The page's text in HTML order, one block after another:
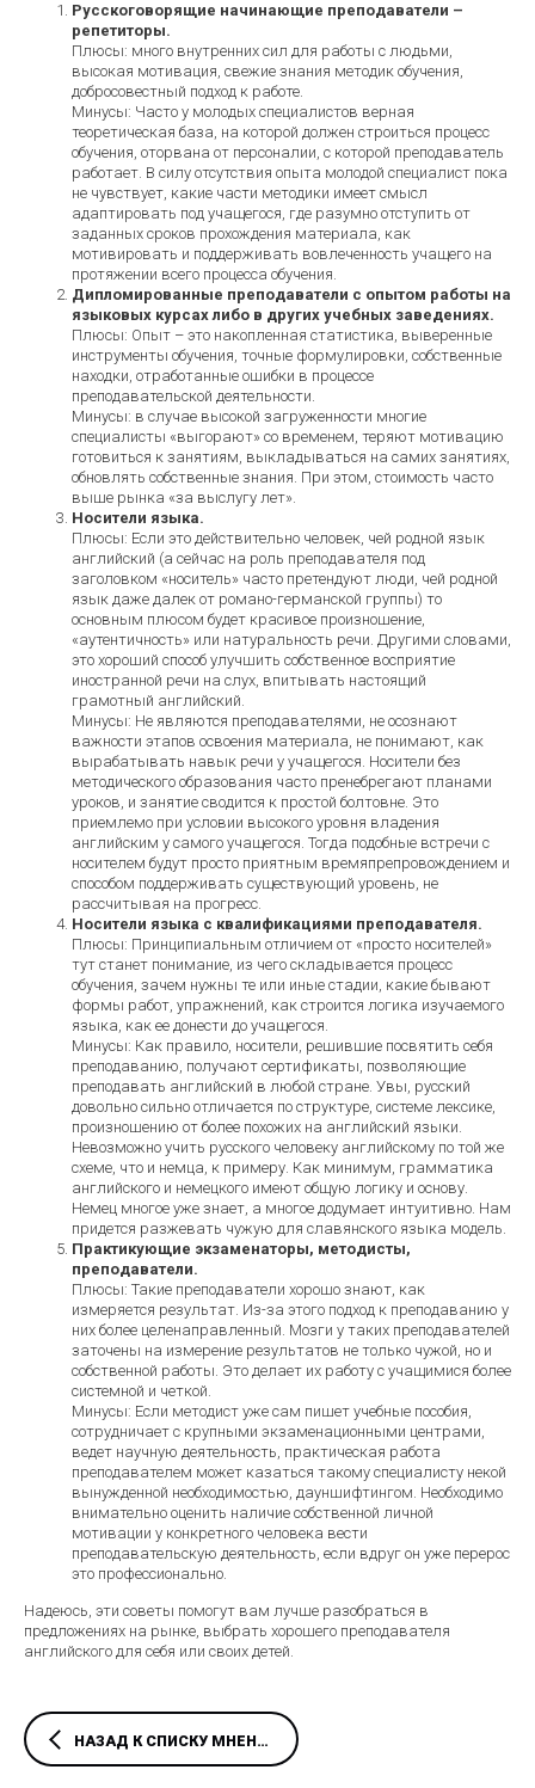
Русскоговорящие начинающие преподаватели –
репетиторы.
Плюсы: много внутренних сил для работы с людьми,
высокая мотивация, свежие знания методик обучения,
добросовестный подход к работе.
Минусы: Часто у молодых специалистов верная
теоретическая база, на которой должен строиться процесс
обучения, оторвана от персоналии, с которой преподаватель
работает. В силу отсутствия опыта молодой специалист пока
не чувствует, какие части методики имеет смысл
адаптировать под учащегося, где разумно отступить от
заданных сроков прохождения материала, как
мотивировать и поддерживать вовлеченность учащего на
протяжении всего процесса обучения.
Дипломированные преподаватели с опытом работы на
языковых курсах либо в других учебных заведениях.
Плюсы: Опыт – это накопленная статистика, выверенные
инструменты обучения, точные формулировки, собственные
находки, отработанные ошибки в процессе
преподавательской деятельности.
Минусы: в случае высокой загруженности многие
специалисты «выгорают» со временем, теряют мотивацию
готовиться к занятиям, выкладываться на самих занятиях,
обновлять собственные знания. При этом, стоимость часто
выше рынка «за выслугу лет».
Носители языка.
Плюсы: Если это действительно человек, чей родной язык
английский (а сейчас на роль преподавателя под
заголовком «носитель» часто претендуют люди, чей родной
язык даже далек от романо-германской группы) то
основным плюсом будет красивое произношение,
«аутентичность» или натуральность речи. Другими словами,
это хороший способ улучшить собственное восприятие
иностранной речи на слух, впитывать настоящий
грамотный английский.
Минусы: Не являются преподавателями, не осознают
важности этапов освоения материала, не понимают, как
вырабатывать навык речи у учащегося. Носители без
методического образования часто пренебрегают планами
уроков, и занятие сводится к простой болтовне. Это
приемлемо при условии высокого уровня владения
английским у самого учащегося. Тогда подобные встречи с
носителем будут просто приятным времяпрепровождением и
способом поддерживать существующий уровень, не
рассчитывая на прогресс.
Носители языка с квалификациями преподавателя.
Плюсы: Принципиальным отличием от «просто носителей»
тут станет понимание, из чего складывается процесс
обучения, зачем нужны те или иные стадии, какие бывают
формы работ, упражнений, как строится логика изучаемого
языка, как ее донести до учащегося.
Минусы: Как правило, носители, решившие посвятить себя
преподаванию, получают сертификаты, позволяющие
преподавать английский в любой стране. Увы, русский
довольно сильно отличается по структуре, системе лексике,
произношению от более похожих на английский языки.
Невозможно учить русского человеку английскому по той же
схеме, что и немца, к примеру. Как минимум, грамматика
английского и немецкого имеют общую логику и основу.
Немец многое уже знает, а многое додумает интуитивно. Нам
придется разжевать чужую для славянского языка модель.
Практикующие экзаменаторы, методисты,
преподаватели.
Плюсы: Такие преподаватели хорошо знают, как
измеряется результат. Из-за этого подход к преподаванию у
них более целенаправленный. Мозги у таких преподавателей
заточены на измерение результатов не только чужой, но и
собственной работы. Это делает их работу с учащимися более
системной и четкой.
Минусы: Если методист уже сам пишет учебные пособия,
сотрудничает с крупными экзаменационными центрами,
ведет научную деятельность, практическая работа
преподавателем может казаться такому специалисту некой
вынужденной необходимостью, дауншифтингом. Необходимо
внимательно оценить наличие собственной личной
мотивации у конкретного человека вести
преподавательскую деятельность, если вдруг он уже перерос
это профессионально.
Надеюсь, эти советы помогут вам лучше разобраться в
предложениях на рынке, выбрать хорошего преподавателя
английского для себя или своих детей.
НАЗАД К СПИСКУ МНЕНИЙ